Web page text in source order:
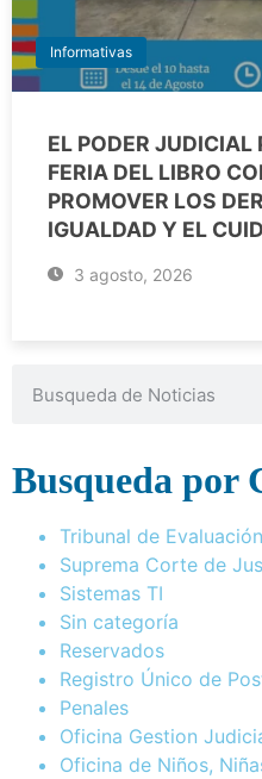
Informativas
EL PODER JUDICIAL
FERIA DEL LIBRO
PROMOVER LOS
IGUALDAD Y EL
3 agosto, 2026
Busqueda por
Tribunal de Evaluación
Suprema Corte de
Sistemas TI
Sin categoría
Reservados
Registro Único de
Penales
Oficina Gestion
Oficina de Niños,